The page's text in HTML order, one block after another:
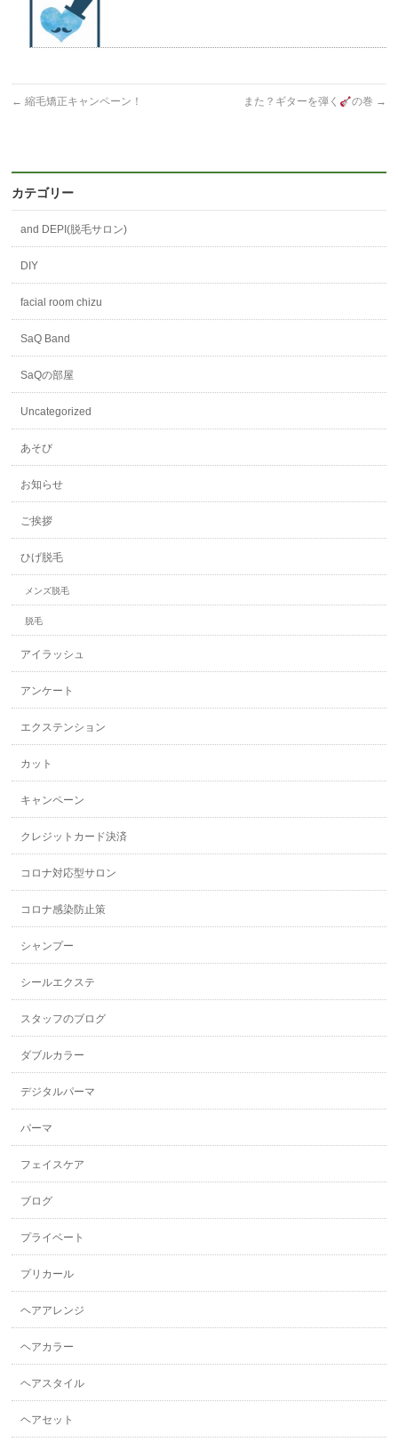
← 縮毛矯正キャンペーン！ また？ギターを弾く の巻 →
カテゴリー
and DEPI(脱毛サロン)
DIY
facial room chizu
SaQ Band
SaQの部屋
Uncategorized
あそび
お知らせ
ご挨拶
ひげ脱毛
メンズ脱毛
脱毛
アイラッシュ
アンケート
エクステンション
カット
キャンペーン
クレジットカード決済
コロナ対応型サロン
コロナ感染防止策
シャンプー
シールエクステ
スタッフのブログ
ダブルカラー
デジタルパーマ
パーマ
フェイスケア
ブログ
プライベート
プリカール
ヘアアレンジ
ヘアカラー
ヘアスタイル
ヘアセット